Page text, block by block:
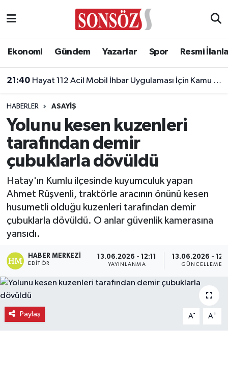
Ekonomi Gündem Yazarlar Spor Resmi
21:40 Hayat 112 Acil Mobil İhbar Uygulaması İçin Kamu Spotu Yayında!
HABERLER ASAYIŞ
Yolunu kesen kuzenleri
tarafından demir
çubuklarla dövüldü
Hatay'ın Kumlu ilçesinde kuyumculuk yapan
Ahmet Rüşvenli, traktörle aracının önünü kesen
husumetli olduğu kuzenleri tarafından demir
çubuklarla dövüldü. O anlar güvenlik kamerasına
yansıdı.
HABER MERKEZI
EDITÖR
13.06.2026 - 12:11
YAYINLANMA
13.06.2026 -
GÜNCELLEME
Paylaş A- A+
Asayiş
Biyografi
Çevre
Diğer
Dünya
Eğitim
Emlak
Gündem
Ankara Nöbetçi Eczaneler
Ankara Trafik Yoğunluk Haritası
Süper Lig Puan Durumu ve Fikstür
Tüm Manşetler
Son Dakika Haberleri
Haber Arşivi